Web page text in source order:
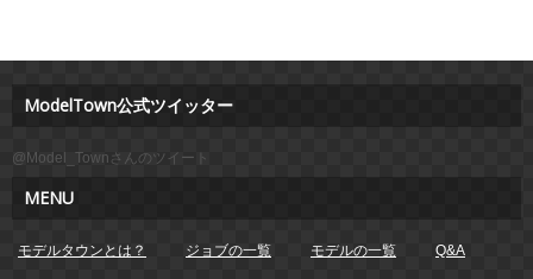
ModelTown公式ツイッター
@Model_Townさんのツイート
MENU
モデルタウンとは？ ジョブの一覧 モデルの一覧 Q&A